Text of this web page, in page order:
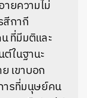
ายความไม่
สีกากี
ที่มีมติและ
ในฐานะ
เขาบอก
ารที่มนุษย์คน